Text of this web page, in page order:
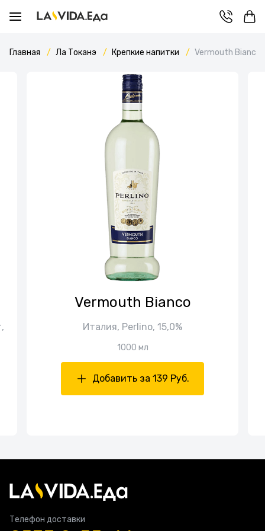
Главная Ла Токанэ Крепкие напитки Vermouth Bianco
Vermouth Bianco
Италия, Perlino, 15,0%
1000 мл
Добавить за 139 Руб.
Телефон доставки